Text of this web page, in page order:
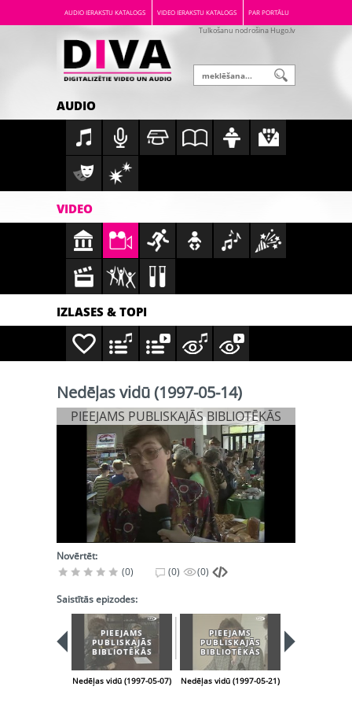
AUDIO IERAKSTU KATALOGS VIDEO IERAKSTU KATALOGS PAR PORTĀLU
Tulkošanu nodrošina Hugo.lv
AUDIO
VIDEO
IZLASES & TOPI
Nedēļas vidū (1997-05-14)
PIEEJAMS PUBLISKAJĀS BIBLIOTĒKĀS
Novērtēt:
(0)
(0) (0)
Saistītās epizodes:
PIEEJAMS
PUBLISKAJĀS
BIBLIOTĒKĀS
Nedēļas vidū (1997-05-07)
PIEEJAMS
PUBLISKAJĀS
BIBLIOTĒKĀS
Nedēļas vidū (1997-05-21)